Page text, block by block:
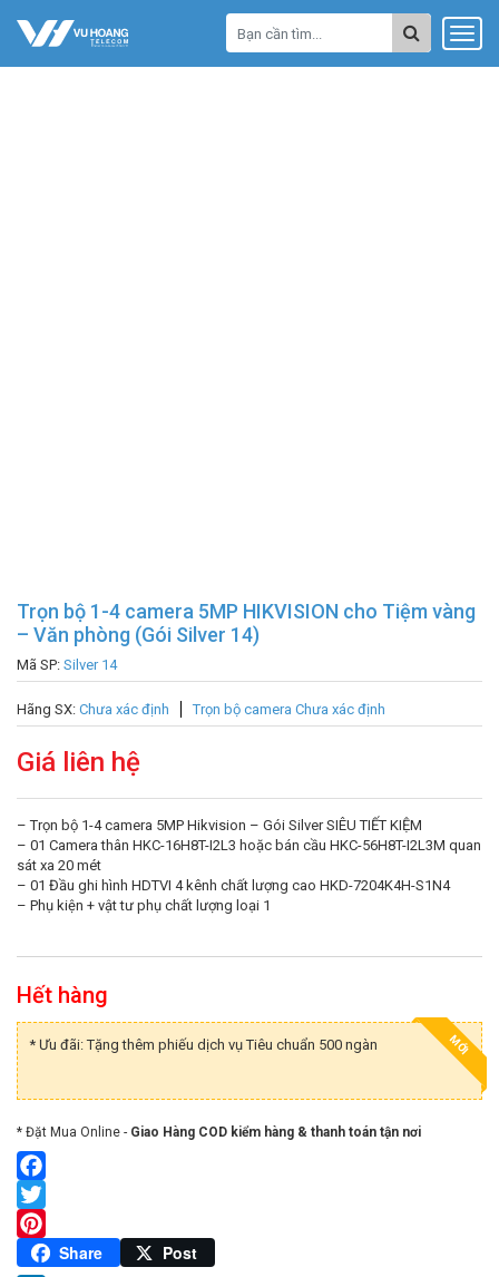
Trọn bộ 1-4 camera 5MP HIKVISION cho Tiệm vàng
– Văn phòng (Gói Silver 14)
Mã SP: Silver 14
Hãng SX: Chưa xác định Trọn bộ camera Chưa xác định
Giá liên hệ
– Trọn bộ 1-4 camera 5MP Hikvision – Gói Silver SIÊU TIẾT KIỆM
– 01 Camera thân HKC-16H8T-I2L3 hoặc bán cầu HKC-56H8T-I2L3M quan
sát xa 20 mét
– 01 Đầu ghi hình HDTVI 4 kênh chất lượng cao HKD-7204K4H-S1N4
– Phụ kiện + vật tư phụ chất lượng loại 1
Hết hàng
MỚI
* Ưu đãi: Tặng thêm phiếu dịch vụ Tiêu chuẩn 500 ngàn
* Đặt Mua Online - Giao Hàng COD kiểm hàng & thanh toán tận nơi
Facebook
Twitter
Pinterest
Share Post